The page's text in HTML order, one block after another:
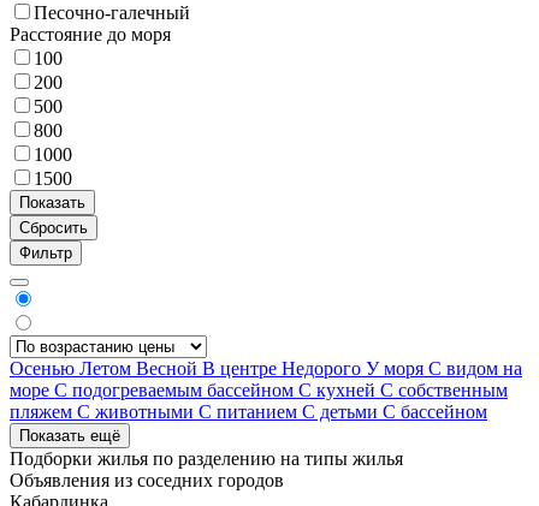
Песочно-галечный
Расстояние до моря
100
200
500
800
1000
1500
Фильтр
Осенью Летом Весной В центре Недорого У моря С видом на
море С подогреваемым бассейном С кухней С собственным
пляжем С животными С питанием С детьми С бассейном
Показать ещё
Подборки жилья по разделению на типы жилья
Объявления из соседних городов
Кабардинка